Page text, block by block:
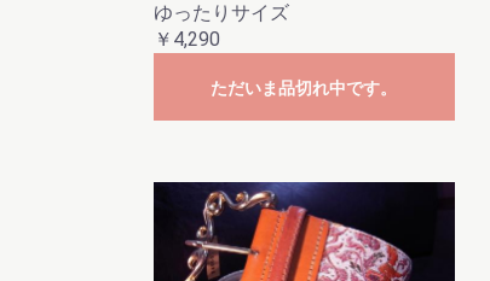
ゆったりサイズ
￥4,290
ただいま品切れ中です。